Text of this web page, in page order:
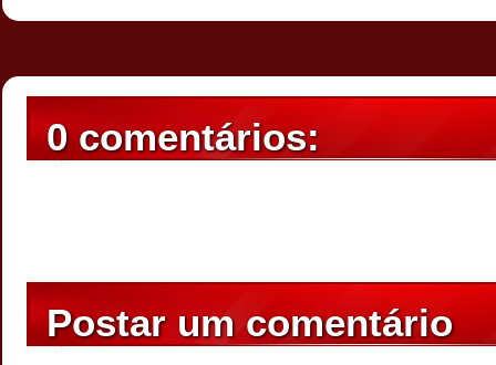
0 comentários:
Postar um comentário